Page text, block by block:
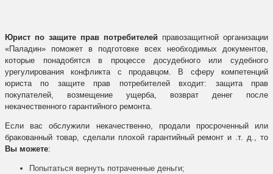
Юрист по защите прав потребителей правозащитной организации
«Паладин» поможет в подготовке всех необходимых документов,
которые понадобятся в процессе досудебного или судебного
урегулирования конфликта с продавцом. В сферу компетенций
юриста по защите прав потребителей входит: защита прав
покупателей, возмещение ущерба, возврат денег после
некачественного гарантийного ремонта.
Если вас обслужили некачественно, продали просроченный или
бракованный товар, сделали плохой гарантийный ремонт и .т. д., то
Вы можете:
Попытаться вернуть потраченные деньги;